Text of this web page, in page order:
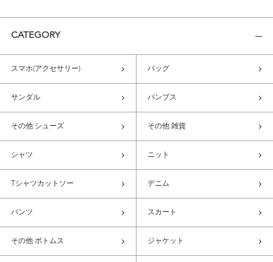
CATEGORY
スマホ(アクセサリー) バッグ
サンダル パンプス
その他 シューズ その他 雑貨
シャツ ニット
Tシャツカットソー デニム
パンツ スカート
その他 ボトムス ジャケット